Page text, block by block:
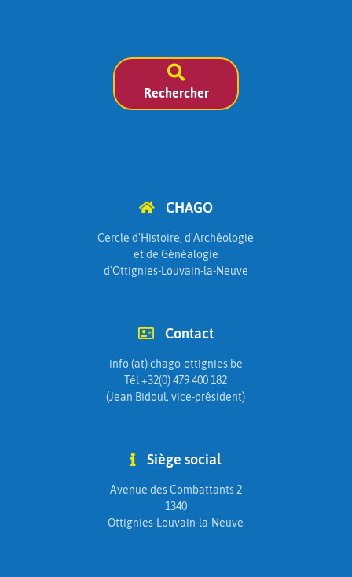
Rechercher
CHAGO
Cercle d'Histoire, d'Archéologie
et de Généalogie
d'Ottignies-Louvain-la-Neuve
Contact
info (at) chago-ottignies.be
Tél +32(0) 479 400 182
(Jean Bidoul, vice-président)
Siège social
Avenue des Combattants 2
1340
Ottignies-Louvain-la-Neuve